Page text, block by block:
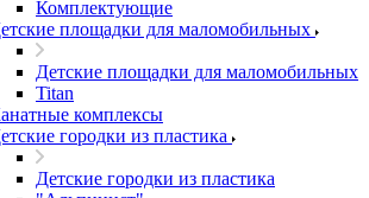
Комплектующие
площадки для маломобильных
Детские площадки для маломобильных
Titan
комплексы
городки из пластика
Детские городки из пластика